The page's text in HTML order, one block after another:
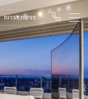
פגישת הכרות